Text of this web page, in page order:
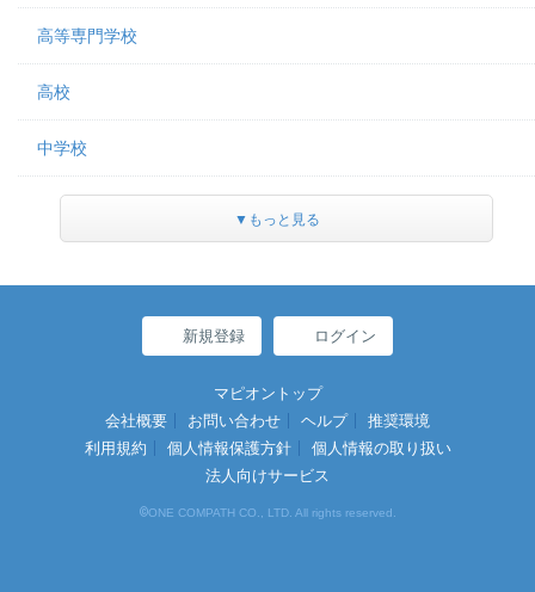
高等専門学校
高校
中学校
▼もっと見る
新規登録 ログイン
マピオントップ
会社概要
お問い合わせ ヘルプ
推奨環境
利用規約
個人情報保護方針
個人情報の取り扱い
法人向けサービス
©ONE COMPATH CO., LTD. All rights reserved.